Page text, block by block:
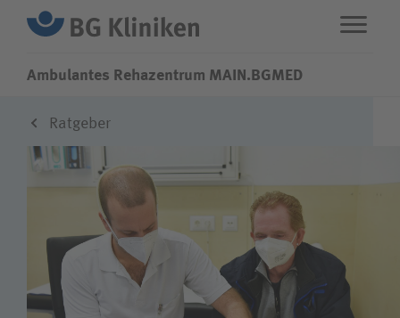
Fachbereiche
Über uns
Karriere
Ambulantes Rehazentrum MAIN.BGMED
Ratgeber